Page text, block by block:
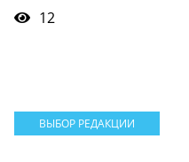
12
ВЫБОР РЕДАКЦИИ